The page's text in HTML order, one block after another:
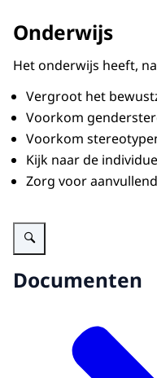
Onderwijs
Het onderwijs heeft,
Vergroot het
Voorkom
Voorkom
Kijk naar de
Zorg voor
Vergroot afbeelding
Documenten